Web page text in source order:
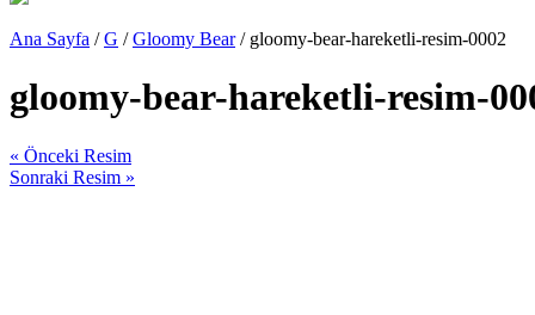
Ana Sayfa /G /Gloomy Bear/ gloomy-bear-hareketli-resim-0002
gloomy-bear-hareketli-resim-
« Önceki Resim
Sonraki Resim »